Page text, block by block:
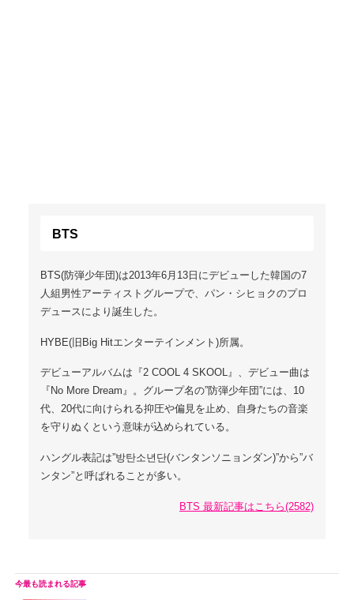
BTS
BTS(防弾少年団)は2013年6月13日にデビューした韓国の7
人組男性アーティストグループで、パン・シヒョクのプロ
デュースにより誕生した。
HYBE(旧Big Hitエンターテインメント)所属。
デビューアルバムは『2 COOL 4 SKOOL』、デビュー曲は
『No More Dream』。グループ名の”防弾少年団”には、10
代、20代に向けられる抑圧や偏見を止め、自身たちの音楽
を守りぬくという意味が込められている。
ハングル表記は”방탄소년단(バンタンソニョンダン)”から”バ
ンタン”と呼ばれることが多い。
BTS 最新記事はこちら(2582)